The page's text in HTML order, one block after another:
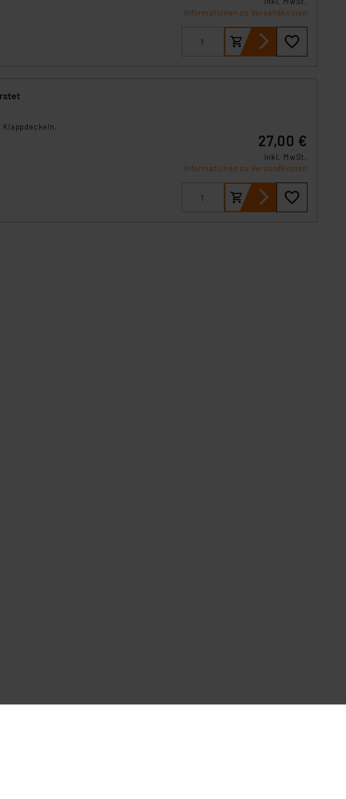
insbesondere der Art der übermittelten
Informationen zu Versandkosten
27,00 €
inkl. MwSt.
Informationen zu Versandkosten